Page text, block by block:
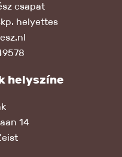
csapat
helyettes
helyszíne
14